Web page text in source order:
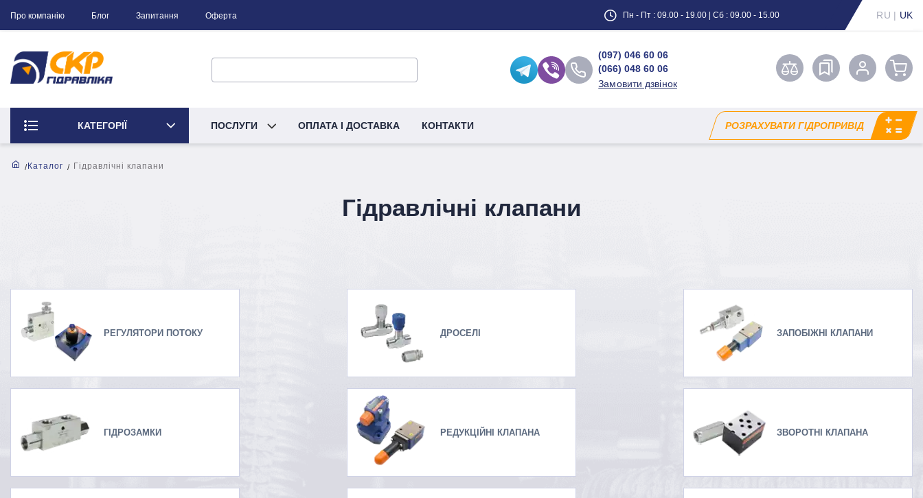
Про компанію Блог Запитання Оферта Пн - Пт : 09.00 - 19.00 | Сб : 09.00 - 15.00 RU | UK
(097) 046 60 06
(066) 048 60 06
Замовити дзвінок
КАТЕГОРІЇ ПОСЛУГИ ОПЛАТА І ДОСТАВКА КОНТАКТИ РОЗРАХУВАТИ ГІДРОПРИВІД
Каталог Гідравлічні клапани
Гідравлічні клапани
РЕГУЛЯТОРИ ПОТОКУ ДРОСЕЛІ ЗАПОБІЖНІ КЛАПАНИ
ГІДРОЗАМКИ РЕДУКЦІЙНІ КЛАПАНА ЗВОРОТНІ КЛАПАНА